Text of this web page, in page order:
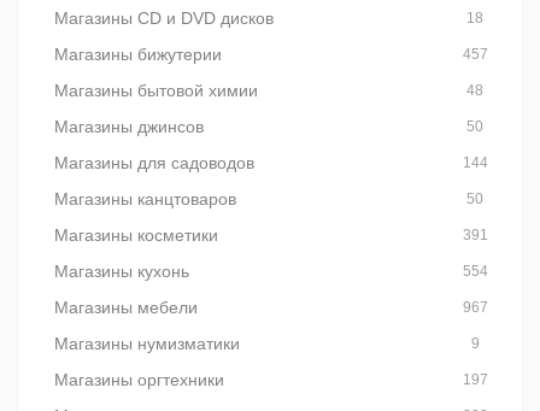
Магазины CD и DVD дисков 18
Магазины бижутерии 457
Магазины бытовой химии 48
Магазины джинсов 50
Магазины для садоводов 144
Магазины канцтоваров 50
Магазины косметики 391
Магазины кухонь 554
Магазины мебели 967
Магазины нумизматики 9
Магазины оргтехники 197